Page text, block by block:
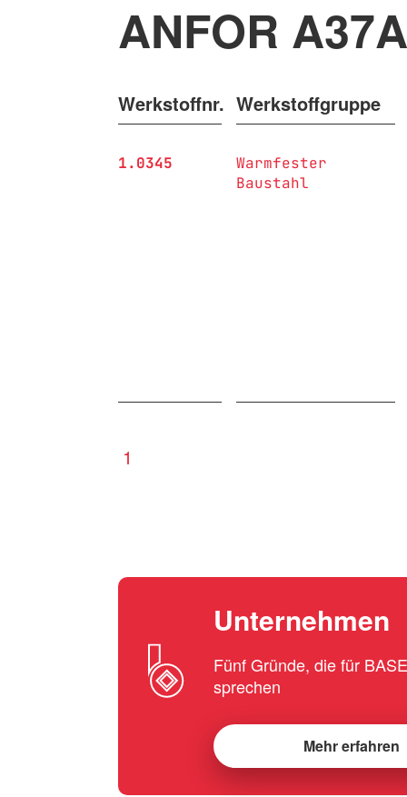
ANFOR
Werkstoffnr. Werkstoffgruppe
1.0345
Warmfester
Baustahl
1
Unternehmen
Fünf Gründe, die für
sprechen
Mehr erfahren